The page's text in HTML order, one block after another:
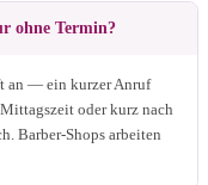
ohne Termin?
an — ein kurzer Anruf
oder kurz nach
Barber-Shops arbeiten